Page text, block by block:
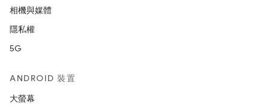
相機與媒體
隱私權
5G
ANDROID 裝置
大螢幕